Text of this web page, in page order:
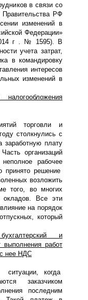
в связи со
Правительства РФ
изменений в
Федерации»
г . № 1595). В
учета затрат,
в командировку
интересов
изменений в
торговли и
столкнулись с
заработную плату
организаций
рабочее
принято решение
возложить
того, во многих
окладов. Все эти
на порядок
который
и
работ
с нее НДС
когда
заказчиком
последним